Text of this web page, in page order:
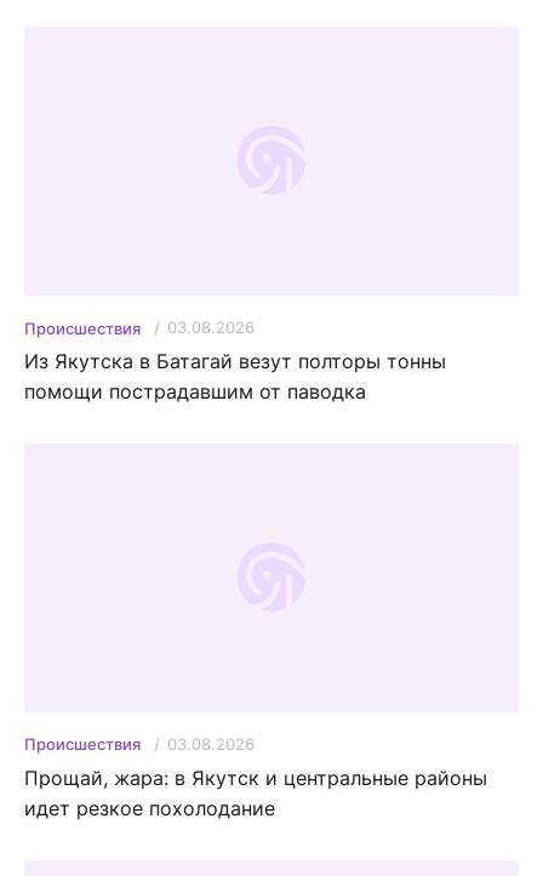
Происшествия 03.08.2026
Из Якутска в Батагай везут полторы тонны
помощи пострадавшим от паводка
Происшествия 03.08.2026
Прощай, жара: в Якутск и центральные районы
идет резкое похолодание